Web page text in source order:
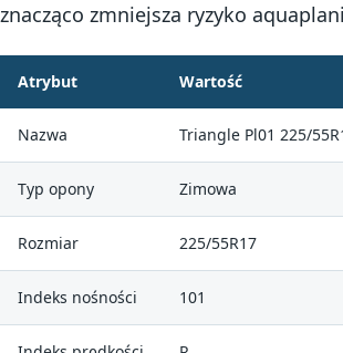
znacząco zmniejsza ryzyko
Atrybut Wartość
Nazwa Triangle Pl01 225/
Typ opony Zimowa
Rozmiar 225/55R17
Indeks nośności 101